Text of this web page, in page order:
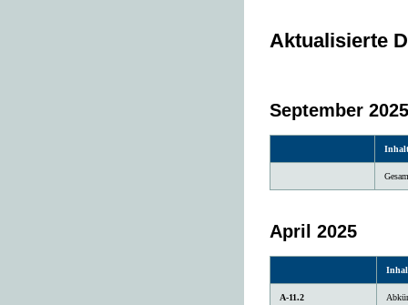
Aktualisierte
September 2025
Inhalt
April 2025
A-11.2